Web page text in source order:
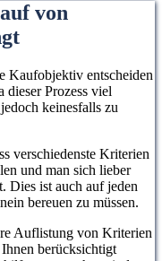
von
Kaufobjektiv entscheiden
dieser Prozess viel
keinesfalls zu
verschiedenste Kriterien
und man sich lieber
Dies ist auch auf jeden
bereuen zu müssen.
Auflistung von Kriterien
berücksichtigt